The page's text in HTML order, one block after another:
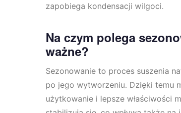
zapobiega kondensacji wilgoci.
Na czym polega
ważne?
Sezonowanie to proces suszenia
po jego wytworzeniu. Dzięki temu
użytkowanie i lepsze właściwości